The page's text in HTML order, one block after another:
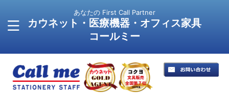
あなたの First Call Partner
カウネット・医療機器・オフィス家具
コールミー